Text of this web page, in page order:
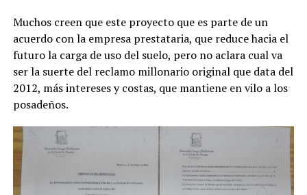
Muchos creen que este proyecto que es parte de un
acuerdo con la empresa prestataria, que reduce hacia el
futuro la carga de uso del suelo, pero no aclara cual va
ser la suerte del reclamo millonario original que data del
2012, más intereses y costas, que mantiene en vilo a los
posadeños.